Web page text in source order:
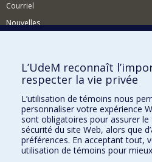
Courriel
Nouvelles
Comment soutenir le Département?
BESOIN D'AIDE?
Plan du site
Signaler une erreur
Accessibilité
FACULTÉ DES ARTS ET DES SCIENCES
L’UdeM reconnaît
respecter la vie privée
L’utilisation de témoins nous
personnaliser votre expérience
sont obligatoires pour assurer
sécurité du site Web, alors que
préférences. En acceptant tout,
utilisation de témoins pour